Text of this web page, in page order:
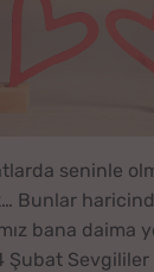
seninle
Bunlar
bana daima
Şubat